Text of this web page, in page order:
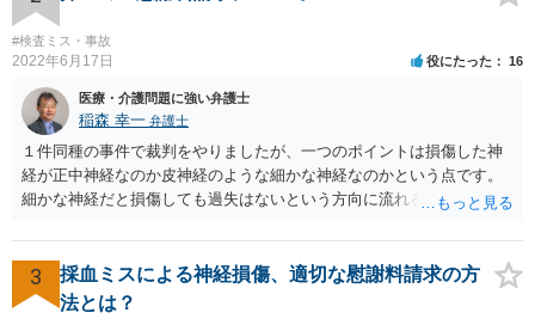
#検査ミス・事故
2022年6月17日 役にたった 16
医療・介護問題に強い弁護士
稲森 幸一 弁護士
１件同種の事件で裁判をやりましたが、一つのポイントは損傷した神
経が正中神経なのか皮神経のような細かな神経なのかという点です。
細かな神経だと損傷しても過失はないという方向に流れる可能性があ
過失が認められる可能性がありますので弁護士費用を支払う価値はあ
るかと思います。 頑張ってください。
3
採血ミスによる神経損傷、適切な慰謝料請求の方
法とは？